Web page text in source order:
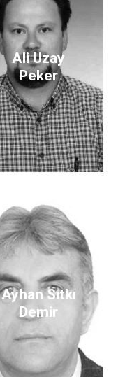
Ali Uzay
Peker
Ayhan Sıtkı
Demir